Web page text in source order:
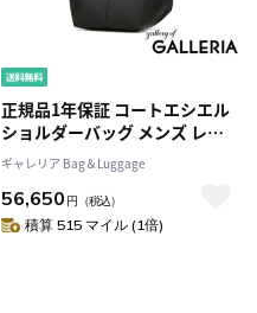
正規品1年保証 コートエシエル
ショルダーバッグ メンズ レデ
ィース Cote&Ciel バッグ 斜め
がけ ブランド 軽量 軽い 大人
14L B5 クロスボディバッグ フ
ァスナー Ni Sleek 29212
ギャレリア Bag＆Luggage
56,650 円 （税込）
積算 515 マイル (1倍)